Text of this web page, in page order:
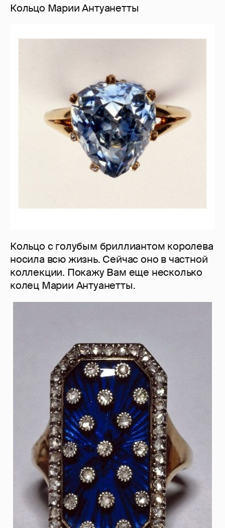
Кольцо Марии Антуанетты
Кольцо с голубым бриллиантом королева
носила всю жизнь. Сейчас оно в частной
коллекции. Покажу Вам еще несколько
колец Марии Антуанетты.